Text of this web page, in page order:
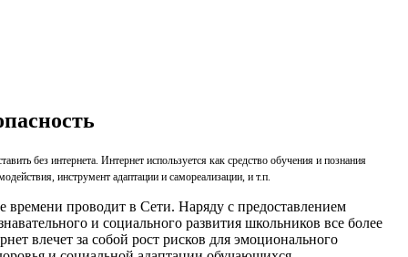
без интернета. Интернет используется как средство обучения и познания
инструмент адаптации и самореализации, и т.п.
проводит в Сети. Наряду с предоставлением
и социального развития школьников все более
влечет за собой рост рисков для эмоционального